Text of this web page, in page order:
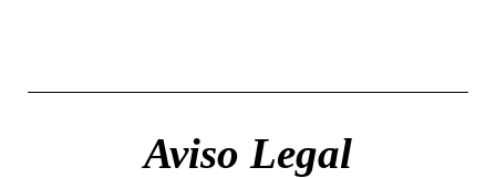
Aviso Legal